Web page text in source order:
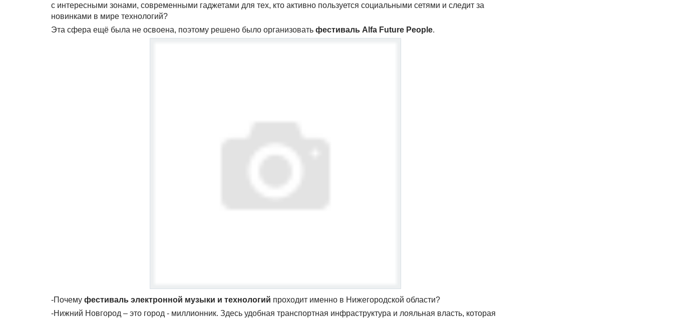
с интересными зонами, современными гаджетами для тех, кто активно пользуется социальными сетями и следит за
новинками в мире технологий?
Эта сфера ещё была не освоена, поэтому решено было организовать фестиваль Alfa Future People.
-Почему фестиваль электронной музыки и технологий проходит именно в Нижегородской области?
-Нижний Новгород – это город - миллионник. Здесь удобная транспортная инфраструктура и лояльная власть, которая